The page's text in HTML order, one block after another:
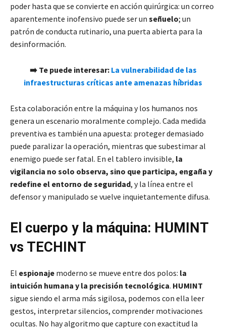
poder hasta que se convierte en acción quirúrgica: un correo
aparentemente inofensivo puede ser un señuelo; un
patrón de conducta rutinario, una puerta abierta para la
desinformación.
➡️ Te puede interesar: La vulnerabilidad de las
infraestructuras críticas ante amenazas híbridas
Esta colaboración entre la máquina y los humanos nos
genera un escenario moralmente complejo. Cada medida
preventiva es también una apuesta: proteger demasiado
puede paralizar la operación, mientras que subestimar al
enemigo puede ser fatal. En el tablero invisible, la
vigilancia no solo observa, sino que participa, engaña y
redefine el entorno de seguridad, y la línea entre el
defensor y manipulado se vuelve inquietantemente difusa.
El cuerpo y la máquina: HUMINT
vs TECHINT
El espionaje moderno se mueve entre dos polos: la
intuición humana y la precisión tecnológica. HUMINT
sigue siendo el arma más sigilosa, podemos con ella leer
gestos, interpretar silencios, comprender motivaciones
ocultas. No hay algoritmo que capture con exactitud la